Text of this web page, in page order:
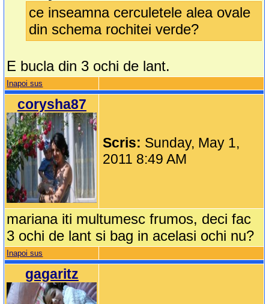
ce inseamna cerculetele alea ovale
din schema rochitei verde?
E bucla din 3 ochi de lant.
Inapoi sus
corysha87
Scris: Sunday, May 1,
2011 8:49 AM
mariana iti multumesc frumos, deci fac
3 ochi de lant si bag in acelasi ochi nu?
Inapoi sus
gagaritz